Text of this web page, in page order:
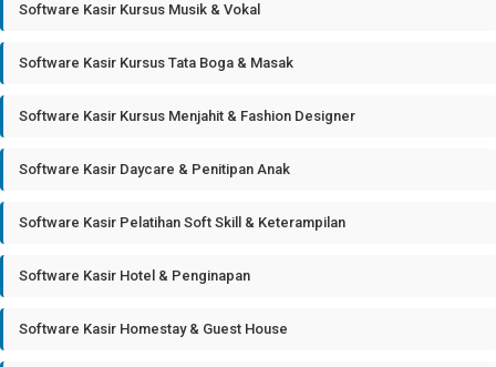
Software Kasir Kursus Musik & Vokal
Software Kasir Kursus Tata Boga & Masak
Software Kasir Kursus Menjahit & Fashion Designer
Software Kasir Daycare & Penitipan Anak
Software Kasir Pelatihan Soft Skill & Keterampilan
Software Kasir Hotel & Penginapan
Software Kasir Homestay & Guest House